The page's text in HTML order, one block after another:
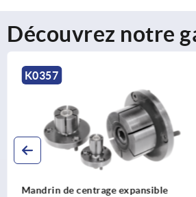
Découvrez notre
K0357
Mandrin de centrage expansible